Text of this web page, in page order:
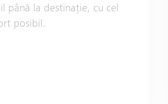
până la destinație, cu cel
posibil.